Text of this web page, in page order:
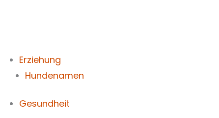
Erziehung
Hundenamen
Gesundheit